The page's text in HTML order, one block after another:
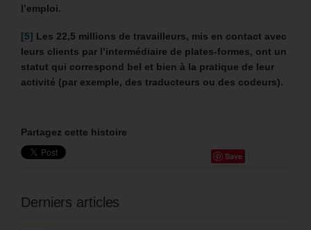
l’emploi.
[5] Les 22,5 millions de travailleurs, mis en contact avec
leurs clients par l’intermédiaire de plates-formes, ont un
statut qui correspond bel et bien à la pratique de leur
activité (par exemple, des traducteurs ou des codeurs).
Partagez cette histoire
Save
Derniers articles